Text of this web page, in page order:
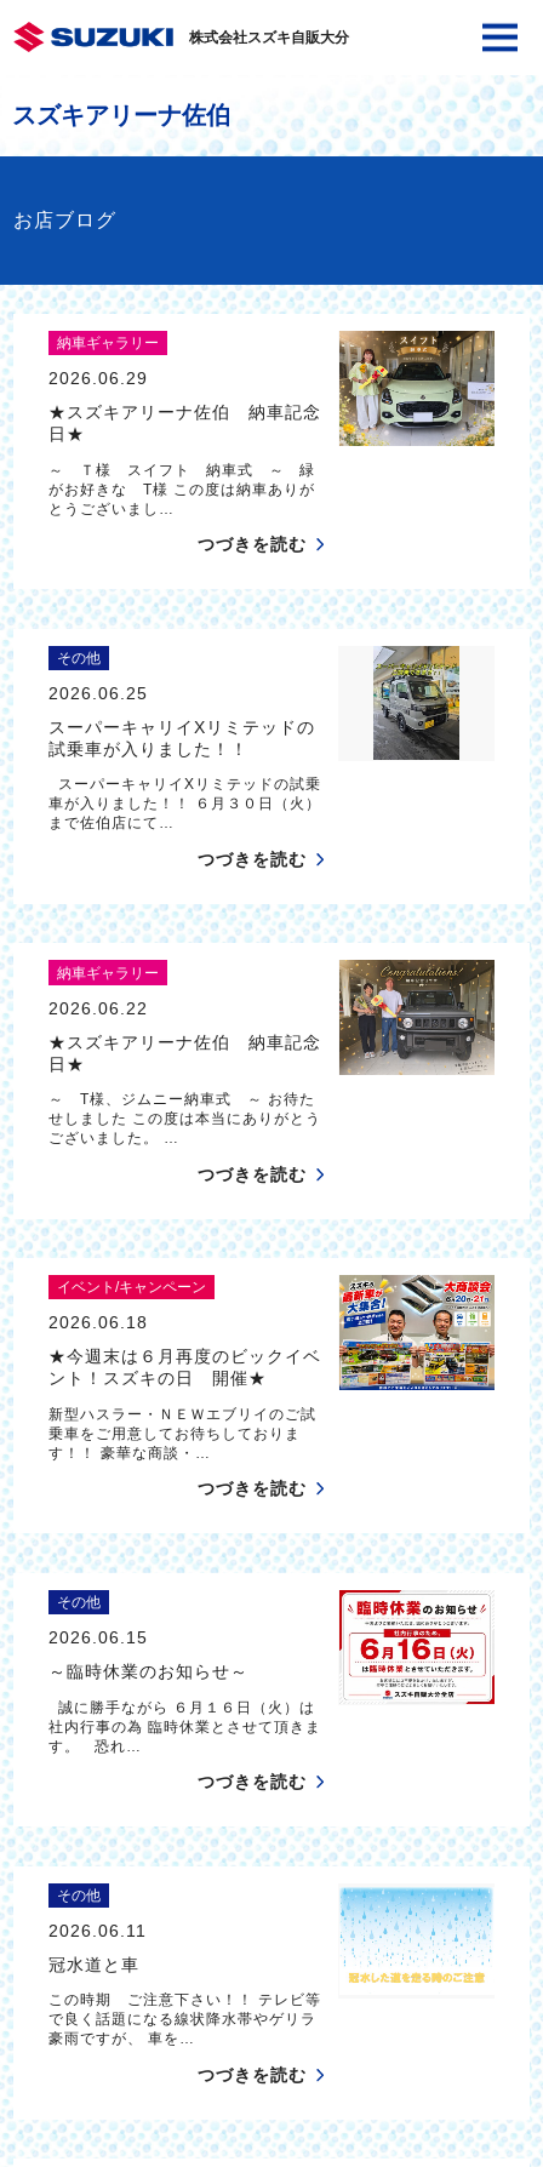
株式会社スズキ自販大分
スズキアリーナ佐伯
お店ブログ
納車ギャラリー
2026.06.29
★スズキアリーナ佐伯 納車記念
日★
～ Ｔ様 スイフト 納車式 ～ 緑
がお好きな T様 この度は納車ありが
とうございまし…
つづきを読む
その他
2026.06.25
スーパーキャリイXリミテッドの
試乗車が入りました！！
スーパーキャリイXリミテッドの試乗
車が入りました！！ ６月３０日（火）
まで佐伯店にて…
つづきを読む
納車ギャラリー
2026.06.22
★スズキアリーナ佐伯 納車記念
日★
～ T様、ジムニー納車式 ～ お待た
せしました この度は本当にありがとう
ございました。 …
つづきを読む
イベント/キャンペーン
2026.06.18
★今週末は６月再度のビックイベ
ント！スズキの日 開催★
新型ハスラー・ＮＥＷエブリイのご試
乗車をご用意してお待ちしておりま
す！！ 豪華な商談・…
つづきを読む
その他
2026.06.15
～臨時休業のお知らせ～
誠に勝手ながら ６月１６日（火）は
社内行事の為 臨時休業とさせて頂きま
す。 恐れ…
つづきを読む
その他
2026.06.11
冠水道と車
この時期 ご注意下さい！！ テレビ等
で良く話題になる線状降水帯やゲリラ
豪雨ですが、 車を…
つづきを読む